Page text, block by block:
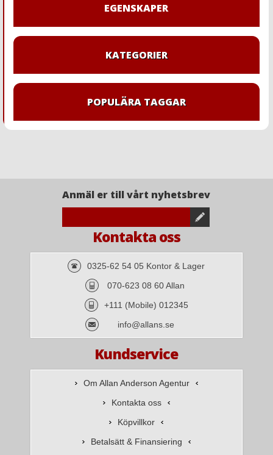
EGENSKAPER
KATEGORIER
POPULÄRA TAGGAR
Anmäl er till vårt nyhetsbrev
Kontakta oss
0325-62 54 05 Kontor & Lager
070-623 08 60 Allan
+111 (Mobile) 012345
info@allans.se
Kundservice
Om Allan Anderson Agentur
Kontakta oss
Köpvillkor
Betalsätt & Finansiering